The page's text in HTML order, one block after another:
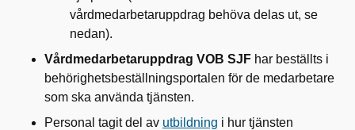
vårdmedarbetaruppdrag behöva delas ut, se
nedan).
Vårdmedarbetaruppdrag VOB SJF har beställts i
behörighetsbeställningsportalen för de medarbetare
som ska använda tjänsten.
Personal tagit del av utbildning i hur tjänsten